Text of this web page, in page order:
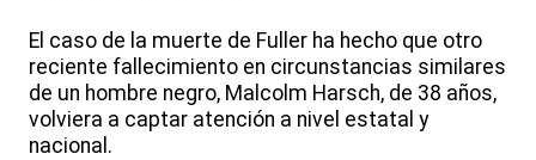
El caso de la muerte de Fuller ha hecho que otro
reciente fallecimiento en circunstancias similares
de un hombre negro, Malcolm Harsch, de 38 años,
volviera a captar atención a nivel estatal y
nacional.